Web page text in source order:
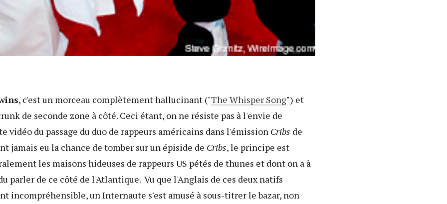
, c'est un morceau complètement hallucinant ("The Whisper Song") et
de seconde zone à côté. Ceci étant, on ne résiste pas à l'envie de
vidéo du passage du duo de rappeurs américains dans l'émission Cribs de
jamais eu la chance de tomber sur un épiside de Cribs, le principe est
les maisons hideuses de rappeurs US pétés de thunes et dont on a à
parler de ce côté de l'Atlantique. Vu que l'Anglais de ces deux natifs
incompréhensible, un Internaute s'est amusé à sous-titrer le bazar, non